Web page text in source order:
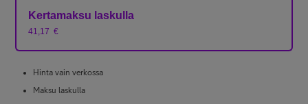
Kertamaksu laskulla
41,17 €
Hinta vain verkossa
Maksu laskulla